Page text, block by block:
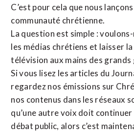
C’est pour cela que nous
communauté chrétienne.
La question est simple :
les médias chrétiens et laisser
télévision aux mains des grands
Si vous lisez les articles du
regardez nos émissions sur
nos contenus dans les réseaux
qu’une autre voix doit continuer
débat public, alors c’est